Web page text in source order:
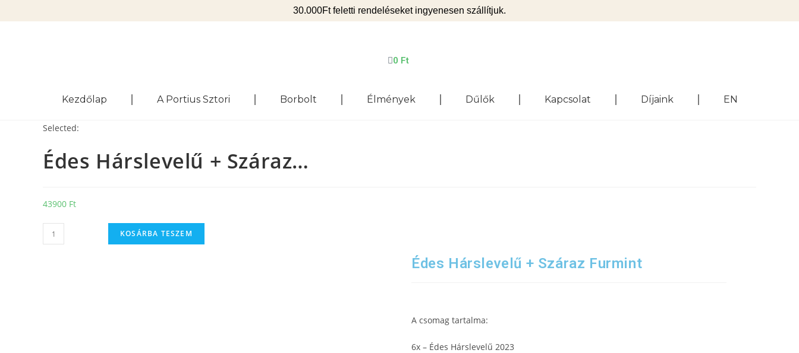
30.000Ft feletti rendeléseket ingyenesen szállítjuk.
0 Ft
Kezdőlap A Portius Sztori Borbolt Élmények Dűlők Kapcsolat Díjaink EN
Selected:
Édes Hárslevelű + Száraz…
43900 Ft
KOSÁRBA TESZEM
Édes Hárslevelű + Száraz Furmint
A csomag tartalma:
6x – Édes Hárslevelű 2023